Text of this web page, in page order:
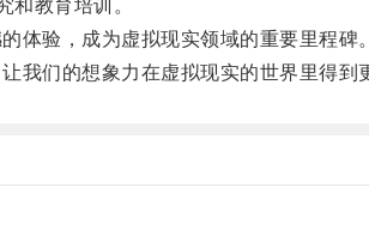
教育培训。
验，成为虚拟现实领域的重要里程碑。
们的想象力在虚拟现实的世界里得到